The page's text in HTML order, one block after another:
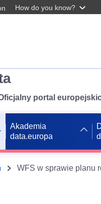
How do you know?
portal
Akademia
data.europa